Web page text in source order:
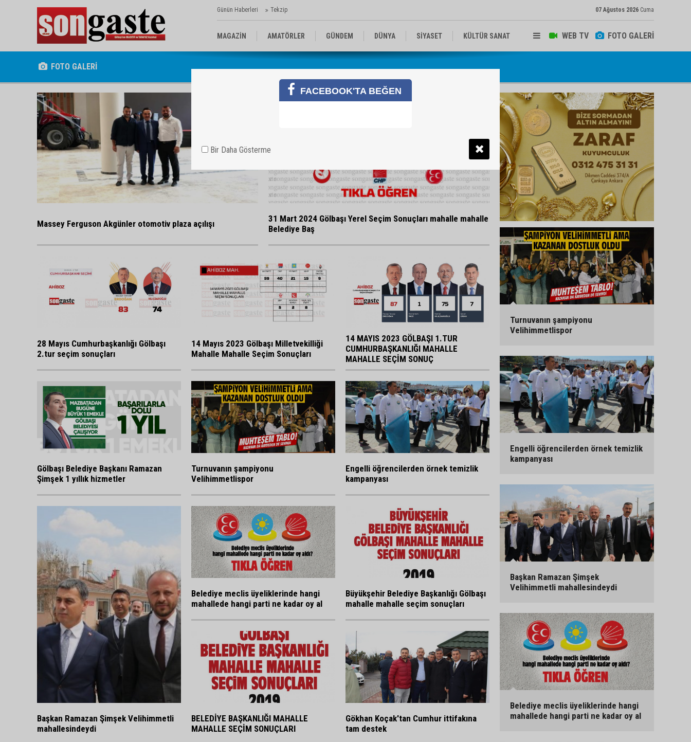
Günün Haberleri Tekzip 07 Ağustos 2026 Cuma
WEB TV FOTO GALERİ
MAGAZİN AMATÖRLER GÜNDEM DÜNYA SİYASET KÜLTÜR SANAT
FOTO GALERİ
Massey Ferguson Akgünler otomotiv plaza açılışı
31 Mart 2024 Gölbaşı Yerel Seçim Sonuçları mahalle mahalle
Belediye Baş
28 Mayıs Cumhurbaşkanlığı Gölbaşı
2.tur seçim sonuçları
14 Mayıs 2023 Gölbaşı Milletvekilliği
Mahalle Mahalle Seçim Sonuçları
14 MAYIS 2023 GÖLBAŞI 1.TUR
CUMHURBAŞKANLIĞI MAHALLE
MAHALLE SEÇİM SONUÇ
Gölbaşı Belediye Başkanı Ramazan
Şimşek 1 yıllık hizmetler
Turnuvanın şampiyonu
Velihimmetlispor
Engelli öğrencilerden örnek temizlik
kampanyası
Başkan Ramazan Şimşek Velihimmetli
mahallesindeydi
Belediye meclis üyeliklerinde hangi
mahallede hangi parti ne kadar oy al
Büyükşehir Belediye Başkanlığı Gölbaşı
mahalle mahalle seçim sonuçları
BELEDİYE BAŞKANLIĞI MAHALLE
MAHALLE SEÇİM SONUÇLARI
Gökhan Koçak'tan Cumhur ittifakına
tam destek
Turnuvanın şampiyonu
Velihimmetlispor
Engelli öğrencilerden örnek temizlik
kampanyası
Başkan Ramazan Şimşek
Velihimmetli mahallesindeydi
Belediye meclis üyeliklerinde hangi
mahallede hangi parti ne kadar oy al
FACEBOOK'TA BEĞEN
Bir Daha Gösterme